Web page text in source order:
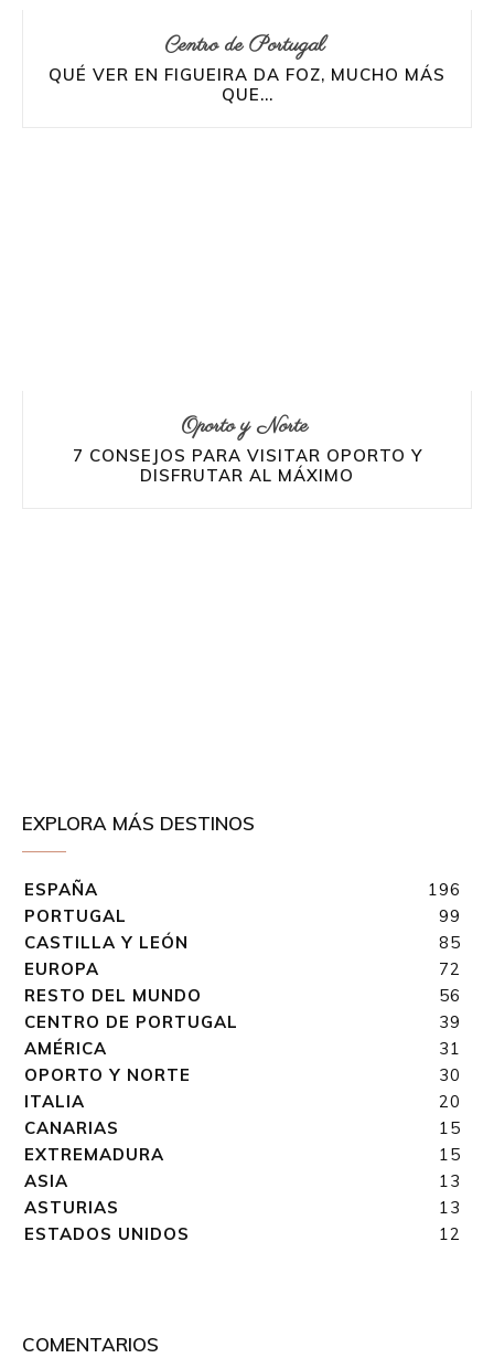
Centro de Portugal
QUÉ VER EN FIGUEIRA DA FOZ, MUCHO MÁS
QUE...
Oporto y Norte
7 CONSEJOS PARA VISITAR OPORTO Y
DISFRUTAR AL MÁXIMO
EXPLORA MÁS DESTINOS
ESPAÑA
196
PORTUGAL
99
CASTILLA Y LEÓN
85
EUROPA
72
RESTO DEL MUNDO
56
CENTRO DE PORTUGAL
39
AMÉRICA
31
OPORTO Y NORTE
30
ITALIA
20
CANARIAS
15
EXTREMADURA
15
ASIA
13
ASTURIAS
13
ESTADOS UNIDOS
12
COMENTARIOS